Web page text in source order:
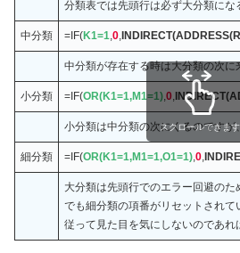
分類表では先頭行は必ず大分類にな
中分類 =IF(K1=1 0
中分類が存在する時は大分類の次に
小分類 =IF(OR(K1=1,M1=1) 0
小分類は中分類の次にくるのですが、
細分類 =IF(OR(K1=1,M1=1,O1=1) 0
大分類は先頭行でのエラー回避の
でも細分類の項番がリセットされて
従って見た目を気にしないのであれ
スクロールできます